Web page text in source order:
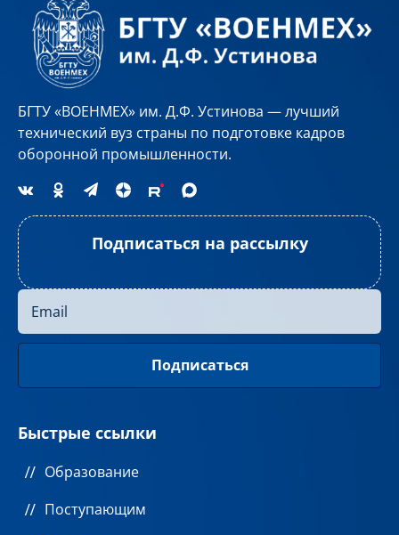
БГТУ «ВОЕНМЕХ» им. Д.Ф. Устинова — лучший
технический вуз страны по подготовке кадров
оборонной промышленности.
Подписаться на рассылку
Быстрые ссылки
Образование
Поступающим